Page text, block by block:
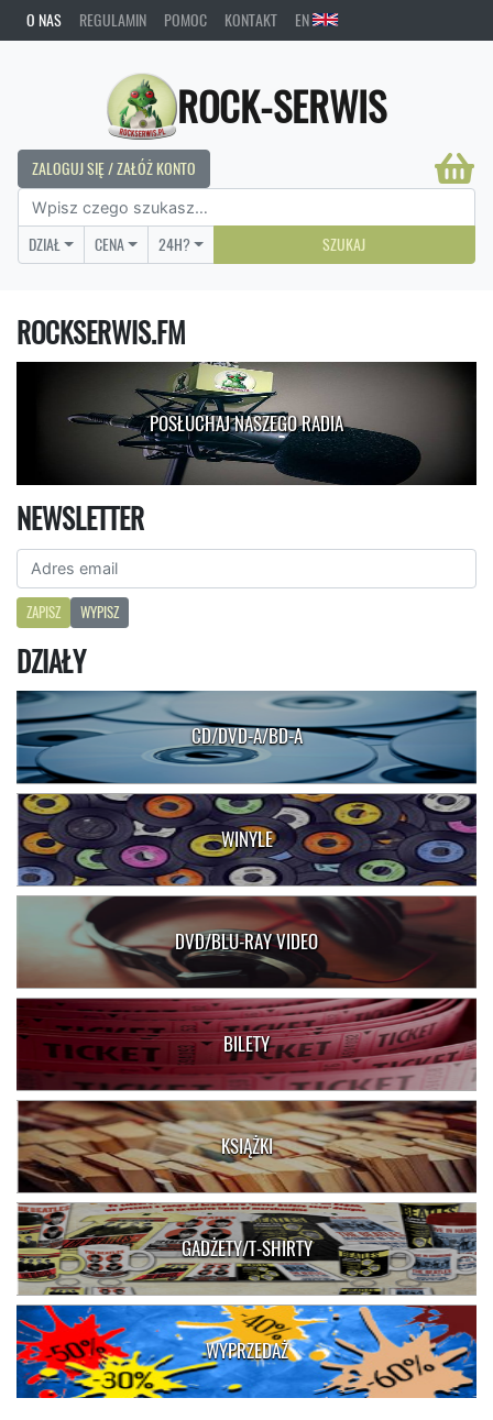
O NAS REGULAMIN POMOC KONTAKT EN
ROCK-SERWIS
ZALOGUJ SIĘ / ZAŁÓŻ KONTO
DZIAŁ CENA 24H? SZUKAJ
ROCKSERWIS.FM
POSŁUCHAJ NASZEGO RADIA
NEWSLETTER
ZAPISZ WYPISZ
DZIAŁY
CD/DVD-A/BD-A
WINYLE
DVD/BLU-RAY VIDEO
BILETY
KSIĄŻKI
GADŻETY/T-SHIRTY
WYPRZEDAŻ